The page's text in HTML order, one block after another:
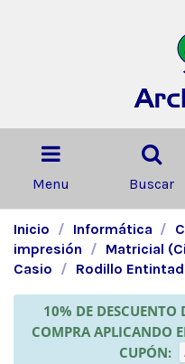
Menu Buscar
Inicio Informática
impresión
Matricial
Casio
Rodillo
10% DE DESCUENTO
COMPRA APLICANDO
CUPÓN: